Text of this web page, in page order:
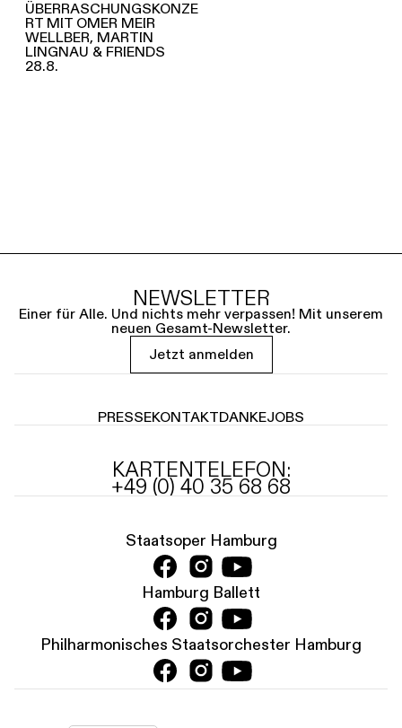
ÜBERRASCHUNGSKONZE
RT MIT OMER MEIR
WELLBER, MARTIN
LINGNAU & FRIENDS
28.8.
NEWSLETTER
Einer für Alle. Und nichts mehr verpassen! Mit unserem
neuen Gesamt-Newsletter.
Jetzt anmelden
PRESSEKONTAKTDANKEJOBS
KARTENTELEFON:
+49 (0) 40 35 68 68
Staatsoper Hamburg
Hamburg Ballett
Philharmonisches Staatsorchester Hamburg